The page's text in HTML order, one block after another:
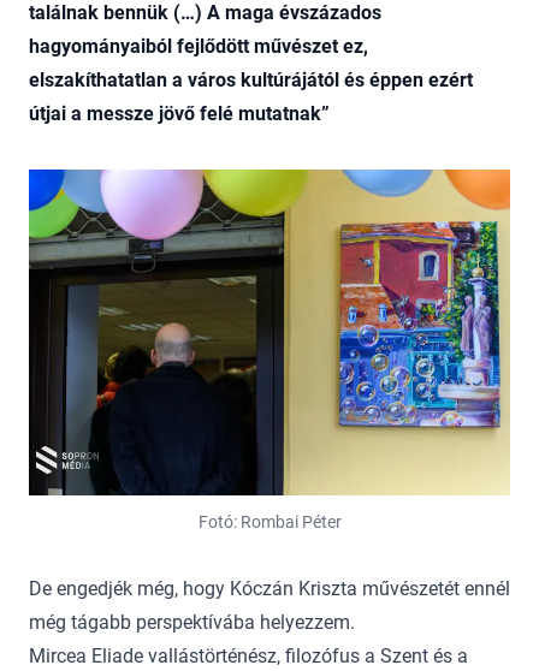
találnak bennük (…) A maga évszázados
hagyományaiból fejlődött művészet ez,
elszakíthatatlan a város kultúrájától és éppen ezért
útjai a messze jövő felé mutatnak”
Fotó: Rombai Péter
De engedjék még, hogy Kóczán Kriszta művészetét ennél
még tágabb perspektívába helyezzem.
Mircea Eliade vallástörténész, filozófus a Szent és a